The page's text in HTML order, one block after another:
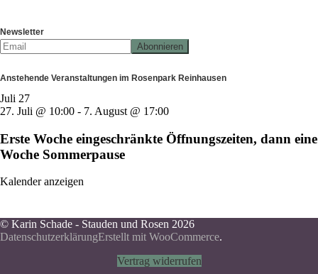
Newsletter
Anstehende Veranstaltungen im Rosenpark Reinhausen
Juli 27
27. Juli @ 10:00 - 7. August @ 17:00
Erste Woche eingeschränkte Öffnungszeiten, dann eine
Woche Sommerpause
Kalender anzeigen
© Karin Schade - Stauden und Rosen 2026
DatenschutzerklärungErstellt mit WooCommerce.
Vertrag widerrufen